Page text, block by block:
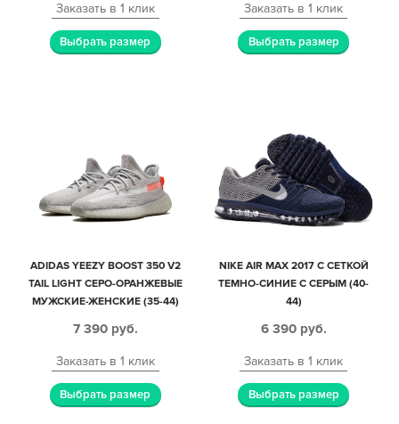
Заказать в 1 клик
Выбрать размер
Заказать в 1 клик
Выбрать размер
ADIDAS YEEZY BOOST 350 V2
TAIL LIGHT СЕРО-ОРАНЖЕВЫЕ
МУЖСКИЕ-ЖЕНСКИЕ (35-44)
7 390 руб.
Заказать в 1 клик
Выбрать размер
NIKE AIR MAX 2017 С СЕТКОЙ
ТЕМНО-СИНИЕ С СЕРЫМ (40-
44)
6 390 руб.
Заказать в 1 клик
Выбрать размер